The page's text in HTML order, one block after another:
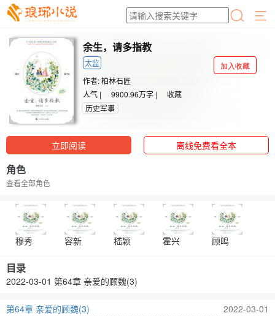
余生，请多指教
太监
加入收藏
作者:柏林石匠
人气 |
9900.96万字 |
收藏
历史军事
立即阅读 离线免费看全本
角色
查看全部角色
穆秀 容新 嵇颖 霍兴 顾鸣
目录
2022-03-01 第64章 亲爱的顾魏(3)
第64章 亲爱的顾魏(3) 2022-03-01